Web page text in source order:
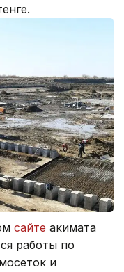
сайте акимата
работы по
и